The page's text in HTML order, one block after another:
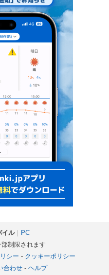
イル｜
PC
制限されます
シー - クッキーポリシー
合わせ- ヘルプ